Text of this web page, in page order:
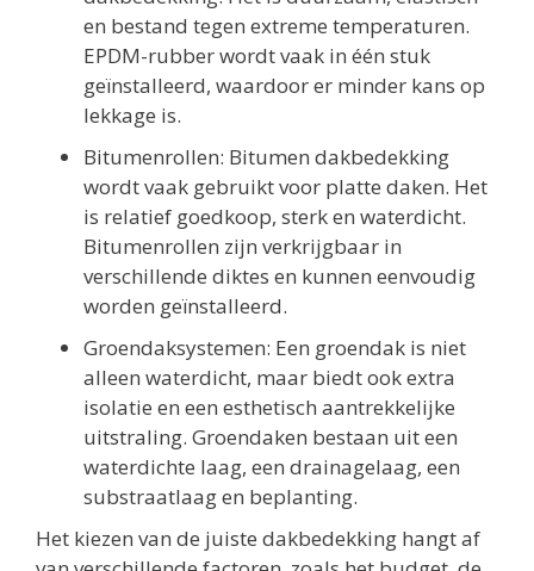
en bestand tegen extreme temperaturen.
EPDM-rubber wordt vaak in één stuk
geïnstalleerd, waardoor er minder kans op
lekkage is.
Bitumenrollen: Bitumen dakbedekking
wordt vaak gebruikt voor platte daken. Het
is relatief goedkoop, sterk en waterdicht.
Bitumenrollen zijn verkrijgbaar in
verschillende diktes en kunnen eenvoudig
worden geïnstalleerd.
Groendaksystemen: Een groendak is niet
alleen waterdicht, maar biedt ook extra
isolatie en een esthetisch aantrekkelijke
uitstraling. Groendaken bestaan uit een
waterdichte laag, een drainagelaag, een
substraatlaag en beplanting.
Het kiezen van de juiste dakbedekking hangt af